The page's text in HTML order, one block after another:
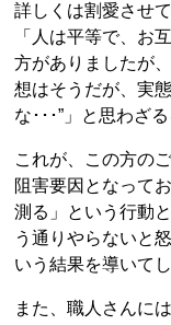
詳しくは割愛させ
「人は平等で、お
方がありましたが
想はそうだが、実
な･･･”」と思わざ
これが、この方の
阻害要因となって
測る」という行動
う通りやらないと
いう結果を導いて
また、職人さんに